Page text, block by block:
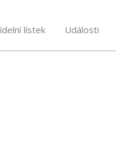
lístek Události